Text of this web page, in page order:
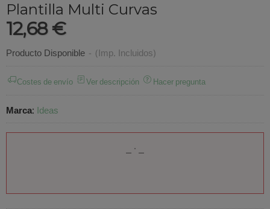
Plantilla Multi Curvas
12,68 €
Producto Disponible - (Imp. Incluidos)
Costes de envío Ver descripción Hacer pregunta
Marca: Ideas